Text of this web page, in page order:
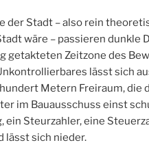
der Stadt – also rein
wäre – passieren dunkle
getakteten Zeitzone des
lässt sich
Metern Freiraum, die
im Bauausschuss einst
ein Steurzahler, eine
lässt sich nieder.